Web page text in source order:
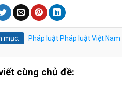
mục: Pháp luật Pháp luật Việt Nam
cùng chủ đề: